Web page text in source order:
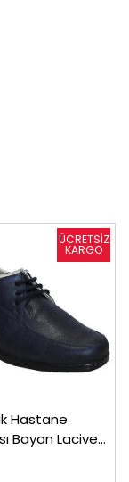
Hastane
Bayan Lacivert